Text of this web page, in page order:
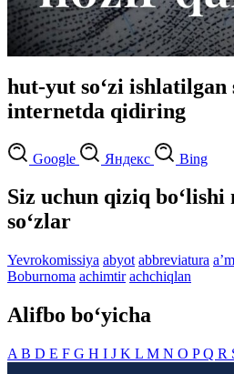
hut-yut so‘zi
internetda qidiring
Google Яндекс Bing
Siz uchun qiziq bo‘lishi
so‘zlar
Yevrokomissiya abyot abbreviatura
Boburnoma achimtir achchiqlan
Alifbo bo‘yicha
A B D E F G H I J K L M N O PQ R